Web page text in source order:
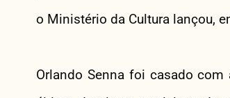
o Ministério da Cultura lançou,
Orlando Senna foi casado